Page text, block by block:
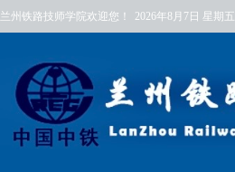
兰州铁路技师学院欢迎您！ 2026年8月7日 星期五